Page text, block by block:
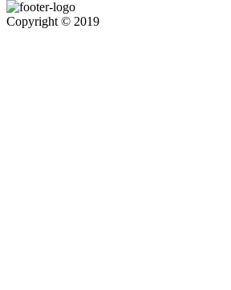
Copyright © 2019